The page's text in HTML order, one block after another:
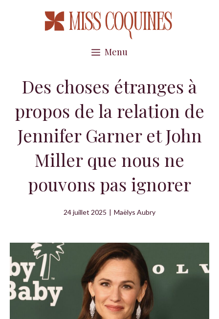
Menu
Des choses étranges à
propos de la relation de
Jennifer Garner et John
Miller que nous ne
pouvons pas ignorer
24 juillet 2025 | Maëlys Aubry